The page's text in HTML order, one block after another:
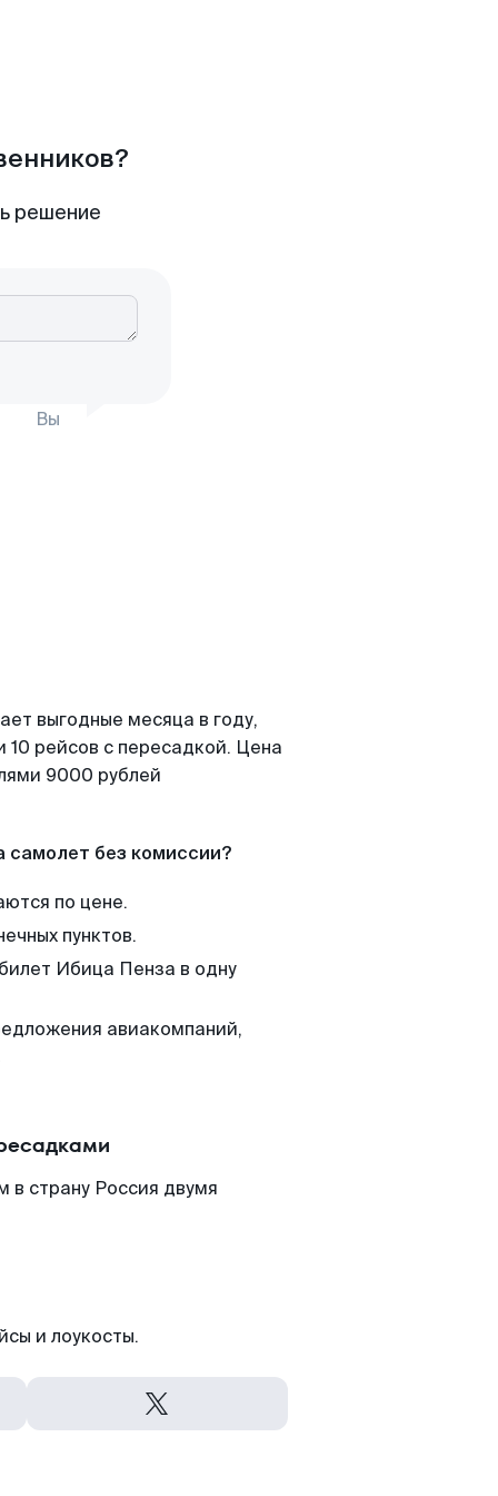
решение
Вы
выгодные месяца в году,
рейсов с пересадкой. Цена
9000 рублей
самолет без комиссии?
по цене.
пунктов.
Ибица Пенза в одну
авиакомпаний,
страну Россия двумя
и лоукосты.